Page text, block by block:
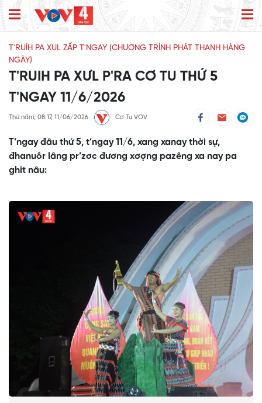
T'RUÍH PA XUL ZẤP T'NGAY (CHƯƠNG TRÌNH PHÁT THANH HÀNG
NGÀY)
T'RUIH PA XƯL P'RA CƠ TU THỨ 5
T'NGAY 11/6/2026
Thứ năm, 08:17, 11/06/2026 Cơ Tu VOV
T’ngay đâu thứ 5, t’ngay 11/6, xang xanay thời sự,
đhanuôr lâng pr’zơc đương xơợng pazêng xa nay pa
ghit nâu: